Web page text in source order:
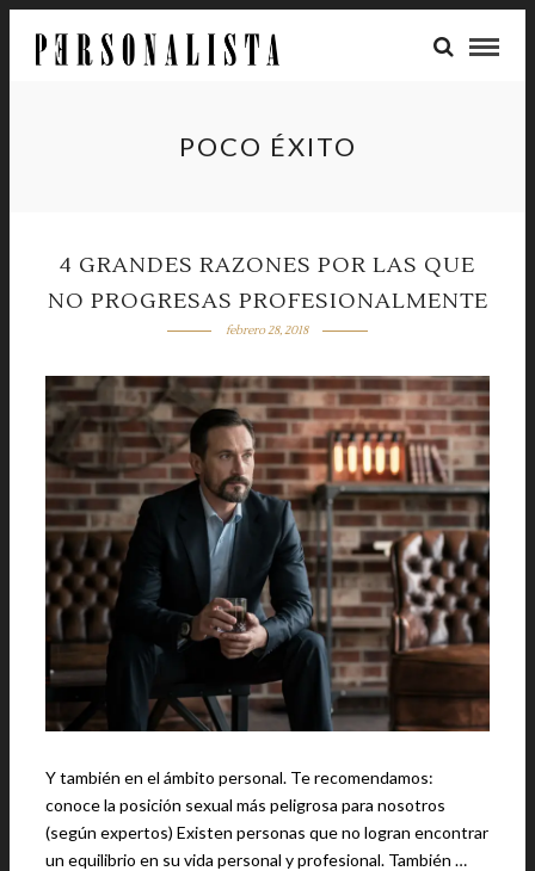
POCO ÉXITO
4 GRANDES RAZONES POR LAS QUE
NO PROGRESAS PROFESIONALMENTE
febrero 28, 2018
Y también en el ámbito personal. Te recomendamos:
conoce la posición sexual más peligrosa para nosotros
(según expertos) Existen personas que no logran encontrar
un equilibrio en su vida personal y profesional. También …